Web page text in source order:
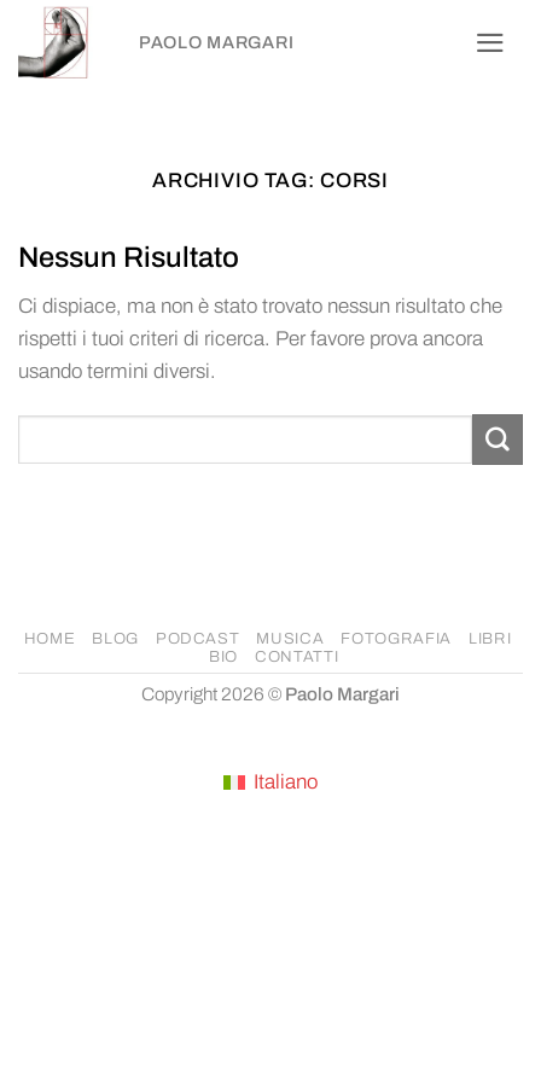
Salta
contenuti
PAOLO MARGARI
ARCHIVIO TAG: CORSI
Nessun Risultato
Ci dispiace, ma non è stato trovato nessun risultato che
rispetti i tuoi criteri di ricerca. Per favore prova ancora
usando termini diversi.
HOME BLOG PODCAST MUSICA FOTOGRAFIA
LIBRI
BIO
CONTATTI
Copyright 2026 © Paolo Margari
Italiano